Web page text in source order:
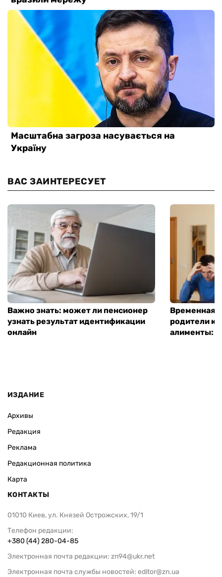
ВАС ЗАИНТЕРЕСУЕТ
Важно знать: может ли пенсионер
узнать результат идентификации
онлайн
Временная
родители
алименты:
ИЗДАНИЕ
Архивы
Редакция
Реклама
Редакционная политика
Карта
КОНТАКТЫ
01010 Киев, ул. Князей Острожских, 19/1
Телефон редакции:
+380 (44) 280-04-85
Электронная почта редакции: zn94@ukr.net
Электронная почта службы новостей: editor@zn.ua